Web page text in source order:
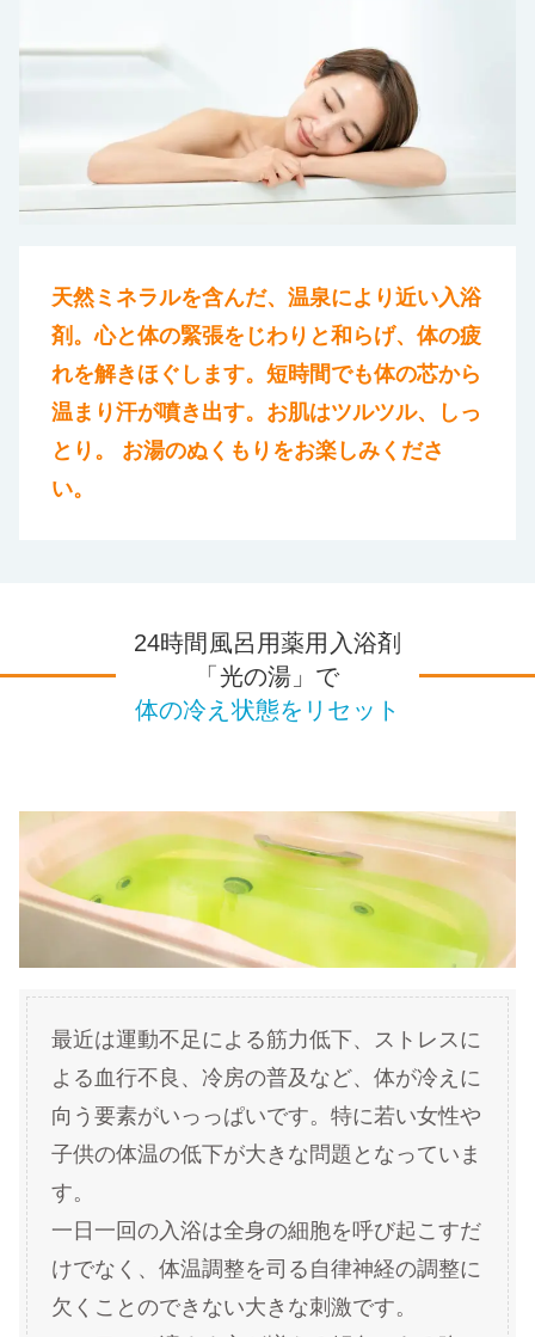
天然ミネラルを含んだ、温泉により近い入浴
剤。心と体の緊張をじわりと和らげ、体の疲
れを解きほぐします。短時間でも体の芯から
温まり汗が噴き出す。お肌はツルツル、しっ
とり。 お湯のぬくもりをお楽しみくださ
い。
24時間風呂用薬用入浴剤
「光の湯」で
体の冷え状態をリセット
最近は運動不足による筋力低下、ストレスに
よる血行不良、冷房の普及など、体が冷えに
向う要素がいっっぱいです。特に若い女性や
子供の体温の低下が大きな問題となっていま
す。
一日一回の入浴は全身の細胞を呼び起こすだ
けでなく、体温調整を司る自律神経の調整に
欠くことのできない大きな刺激です。